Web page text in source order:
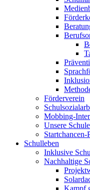
Förderverein
Mobbing-
Unsere
Startchancen-
Schulleben
Inklusive
Nachhaltige
Kampf